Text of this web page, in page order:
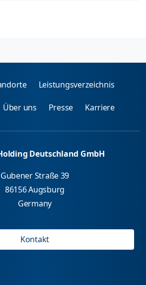
Leistungsverzeichnis
Über uns Presse Karriere
Deutschland GmbH
Gubener Straße 39
86156 Augsburg
Germany
Kontakt